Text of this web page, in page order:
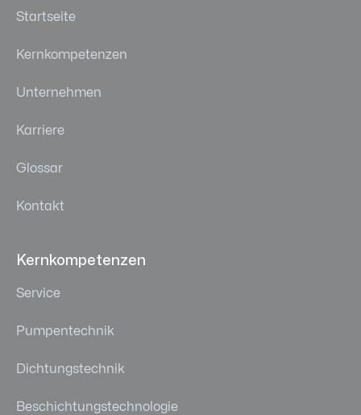
Startseite
Kernkompetenzen
Unternehmen
Karriere
Glossar
Kontakt
Kernkompetenzen
Service
Pumpentechnik
Dichtungstechnik
Beschichtungstechnologie